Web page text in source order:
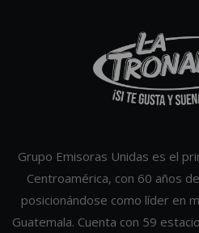
Grupo Emisoras Unidas es el
Centroamérica, con 60 años
posicionándose como líder en
Guatemala. Cuenta con 59